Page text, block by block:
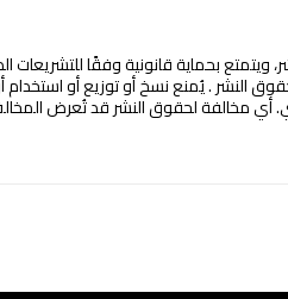
بحماية قانونية وفقًا للتشريعات
النشر . يُمنع نسخ أو توزيع أو
لحقوق النشر قد تُعرض المخالف